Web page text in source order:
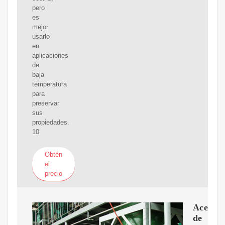
pero
es
mejor
usarlo
en
aplicaciones
de
baja
temperatura
para
preservar
sus
propiedades.
10
Obtén
el
precio
Aceite
de